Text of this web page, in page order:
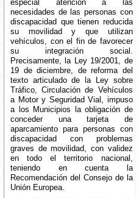
especial atención a las
necesidades de las personas con
discapacidad que tienen reducida
su movilidad y que utilizan
vehículos, con el fin de favorecer
su integración social.
Precisamente, la Ley 19/2001, de
19 de diciembre, de reforma del
texto articulado de la Ley sobre
Tráfico, Circulación de Vehículos
a Motor y Seguridad Vial, impuso
a los Municipios la obligación de
conceder una tarjeta de
aparcamiento para personas con
discapacidad con problemas
graves de movilidad, con validez
en todo el territorio nacional,
teniendo en cuenta la
Recomendación del Consejo de la
Unión Europea.